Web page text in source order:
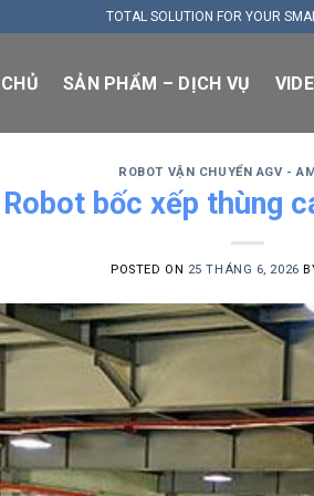
TOTAL SOLUTION FOR YOUR
SẢN PHẨM – DỊCH VỤ
ROBOT VẬN CHUYỂN AGV -
Robot bốc xếp thùng
POSTED ON 25 THÁNG 6, 2026